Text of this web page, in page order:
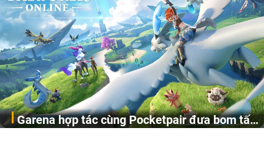
Garena hợp tác cùng Pocketpair đưa bom tấn